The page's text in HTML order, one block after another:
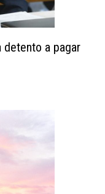
detento a pagar